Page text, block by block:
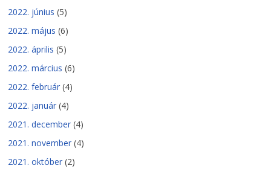
2022. június (5)
2022. május (6)
2022. április (5)
2022. március (6)
2022. február (4)
2022. január (4)
2021. december (4)
2021. november (4)
2021. október (2)